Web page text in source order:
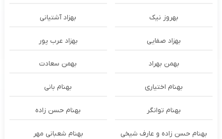
بهروز نیک بهزاد آشتیانی
بهزاد صفایی بهزاد عرب پور
بهمن بهراد بهمن سعادت
بهنام اختیاری بهنام بانی
بهنام توانگر بهنام حسن زاده
بهنام حسن زاده و عارف شیخی بهنام شعبانی مهر